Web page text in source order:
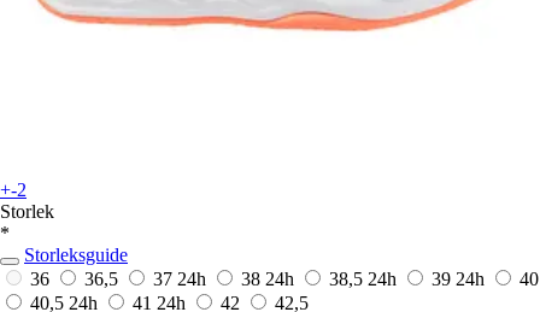
+-2
Storlek
*
Storleksguide
36
36,5 37 24h 38 24h 38,5 24h 39 24h
40
40,5 24h 41 24h 42 42,5